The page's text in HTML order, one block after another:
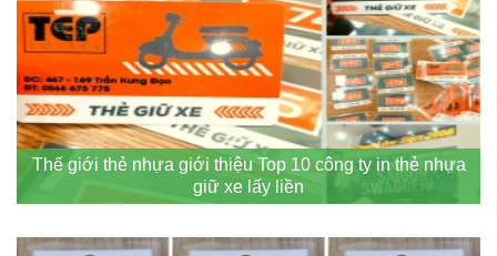
Thế giới thẻ nhựa giới thiệu Top 10 công ty in thẻ nhựa
giữ xe lấy liền